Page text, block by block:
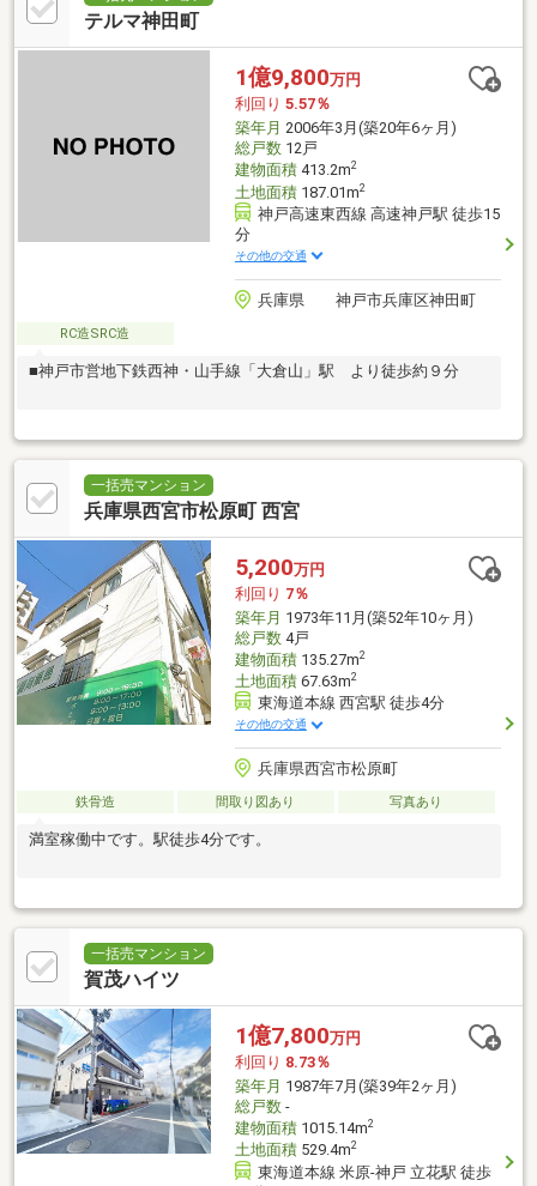
テルマ神田町
1億9,800万円
利回り 5.57％
築年月 2006年3月(築20年6ヶ月)
総戸数12戸
建物面積413.2m2
土地面積187.01m2
神戸高速東西線 高速神戸駅 徒歩15
分
その他の交通
兵庫県 神戸市兵庫区神田町
RC造SRC造
■神戸市営地下鉄西神・山手線「大倉山」駅 より徒歩約９分
一括売マンション
兵庫県西宮市松原町 西宮
5,200万円
利回り 7％
築年月 1973年11月(築52年10ヶ月)
総戸数4戸
建物面積135.27m2
土地面積67.63m2
東海道本線 西宮駅 徒歩4分
その他の交通
兵庫県西宮市松原町
鉄骨造 間取り図あり 写真あり
満室稼働中です。駅徒歩4分です。
一括売マンション
賀茂ハイツ
1億7,800万円
利回り 8.73％
築年月 1987年7月(築39年2ヶ月)
総戸数-
建物面積1015.14m2
土地面積529.4m2
東海道本線 米原-神戸 立花駅 徒歩